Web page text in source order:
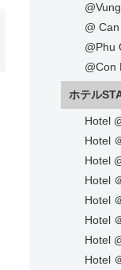
@
@Phu
@Con
ホテル
Hotel
Hotel
Hotel
Hotel
Hotel
Hotel
Hotel
Hotel